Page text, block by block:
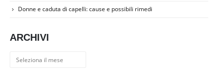
Donne e caduta di capelli: cause e possibili rimedi
ARCHIVI
Archivi